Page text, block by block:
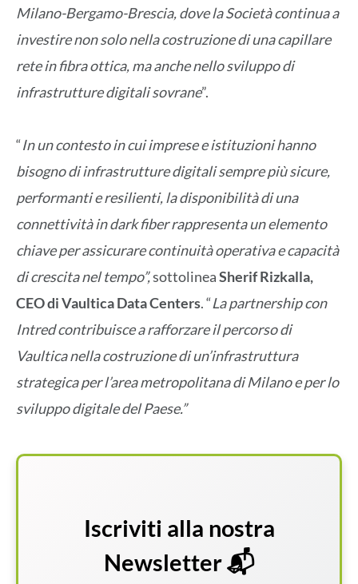
Milano-Bergamo-Brescia, dove la Società continua a
investire non solo nella costruzione di una capillare
rete in fibra ottica, ma anche nello sviluppo di
infrastrutture digitali sovrane”.
“In un contesto in cui imprese e istituzioni hanno
bisogno di infrastrutture digitali sempre più sicure,
performanti e resilienti, la disponibilità di una
connettività in dark fiber rappresenta un elemento
chiave per assicurare continuità operativa e capacità
di crescita nel tempo”,sottolineaSherif Rizkalla,
CEO di Vaultica Data Centers. “La partnership con
Intred contribuisce a rafforzare il percorso di
Vaultica nella costruzione di un’infrastruttura
strategica per l’area metropolitana di Milano e per lo
sviluppo digitale del Paese.”
Iscriviti alla nostra
Newsletter 📬